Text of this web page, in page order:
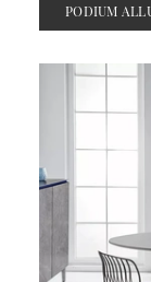
PODIUM